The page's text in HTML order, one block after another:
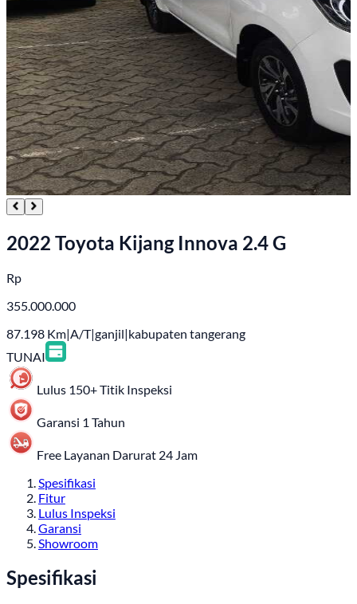
2022 Toyota Kijang Innova 2.4 G
Rp
355.000.000
87.198 Km|A/T|ganjil|kabupaten tangerang
TUNAI
Lulus 150+ Titik Inspeksi
Garansi 1 Tahun
Free Layanan Darurat 24 Jam
Spesifikasi
Fitur
Lulus Inspeksi
Garansi
Showroom
Spesifikasi